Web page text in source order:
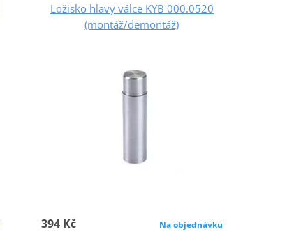
Ložisko hlavy válce KYB 000.0520
(montáž/demontáž)
394 Kč Na objednávku